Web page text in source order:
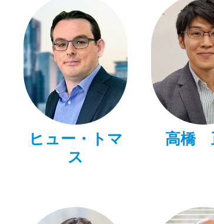
ヒュー・トマ
ス
高橋